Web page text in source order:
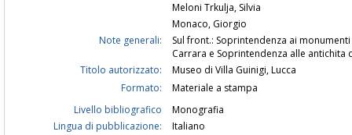
Meloni Trkulja, Silvia
Monaco, Giorgio
Note generali:
Sul front.: Soprintendenza ai
Carrara e Soprintendenza alle antichita
Titolo autorizzato:
Museo di Villa Guinigi, Lucca
Formato:
Materiale a stampa
Livello bibliografico
Monografia
Lingua di pubblicazione:
Italiano